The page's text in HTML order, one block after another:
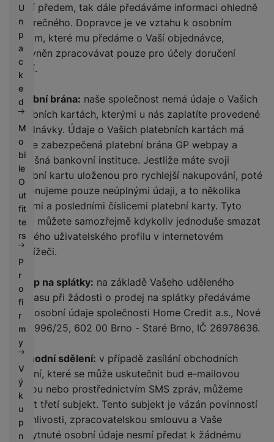
U
n
p
a
c
k
e
d
M
o
bi
le
O
ut
fit
te
rs
P
r
o
fi
r
m
y
V
ý
k
u
p
n
zboží předem, tak dále předáváme informaci ohledně
doběrečného. Dopravce je ve vztahu k osobním
údajům, které mu předáme o Vaší objednávce,
oprávněn zpracovávat pouze pro účely doručení
zboží.
Platební brána: naše společnost nemá údaje o Vašich
platebních kartách, kterými u nás zaplatíte provedené
objednávky. Údaje o Vašich platebních kartách má
pouze zabezpečená platební brána GP webpay a
příslušná bankovní instituce. Jestliže máte svoji
platební kartu uloženou pro rychlejší nakupování, poté
disponujeme pouze neúplnými údaji, a to několika
prvními a posledními číslicemi platební karty. Tyto
údaje můžete samozřejmě kdykoliv jednoduše smazat
ze svého uživatelského profilu v internetovém
prohlížeči.
Nákup na splátky: na základě Vašeho uděleného
souhlasu při žádosti o prodej na splátky předáváme
Vaše osobní údaje společnosti Home Credit a.s., Nové
sady 996/25, 602 00 Brno - Staré Brno, IČ 26978636.
Obchodní sdělení: v případě zasílání obchodních
sdělení, které se může uskutečnit bud e-mailovou
formou nebo prostřednictvím SMS zpráv, můžeme
využít třetí subjekt. Tento subjekt je vázán povinností
mlčenlivosti, zpracovatelskou smlouvu a Vaše
poskytnuté osobní údaje nesmí předat k žádnému